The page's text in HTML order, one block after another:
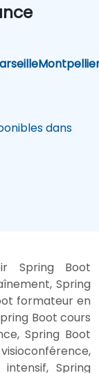
dans
Spring Boot
Spring
formateur en
Boot cours
Spring Boot
Spring